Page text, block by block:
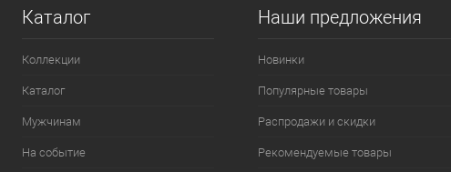
Каталог
Коллекции
Каталог
Мужчинам
На событие
Наши предложения
Новинки
Популярные товары
Распродажи и скидки
Рекомендуемые товары